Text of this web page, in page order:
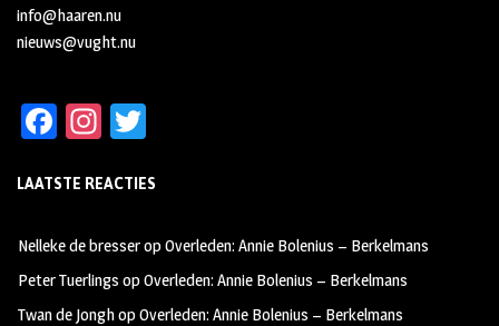
info@haaren.nu
nieuws@vught.nu
Fa
b
oo
k
In
ag
m
tt
LAATSTE REACTIES
Nelleke de bresseropOverleden: Annie Bolenius – Berkelmans
Peter Tuerlings opOverleden: Annie Bolenius – Berkelmans
Twan de JonghopOverleden: Annie Bolenius – Berkelmans